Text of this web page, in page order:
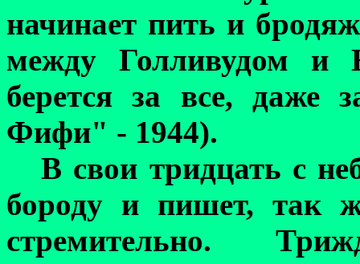
начинает пить и
между Голливудом и
берется за все, даже
Фифи" - 1944).
В свои тридцать с
бороду и пишет, так
стремительно.